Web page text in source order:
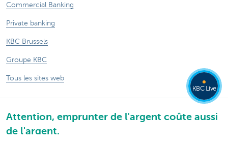
Commercial Banking
Private banking
KBC Brussels
Groupe KBC
Tous les sites web
Attention, emprunter de l'argent coûte aussi
de l'argent.
KBC Live